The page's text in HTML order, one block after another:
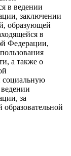
в ведении
заключении
образующей
в
Федерации,
а также о
социальную
за